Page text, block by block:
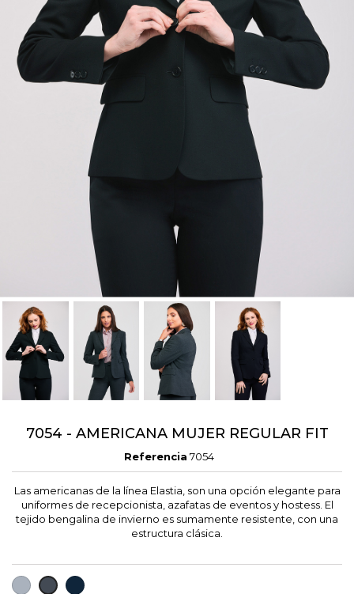
7054 - AMERICANA MUJER REGULAR FIT
Referencia 7054
Las americanas de la línea Elastia, son una opción elegante para
uniformes de recepcionista, azafatas de eventos y hostess. El
tejido bengalina de invierno es sumamente resistente, con una
estructura clásica.
GRIS NEGROMARINO
Cancelar Crear lista de Favoritos
Iniciar sesión